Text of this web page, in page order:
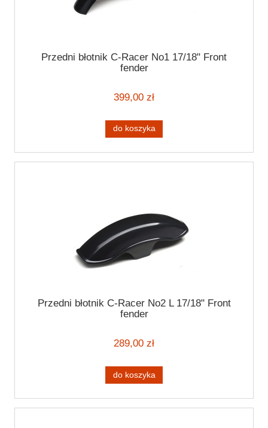
Przedni błotnik C-Racer No1 17/18" Front
fender
399,00 zł
do koszyka
Przedni błotnik C-Racer No2 L 17/18" Front
fender
289,00 zł
do koszyka